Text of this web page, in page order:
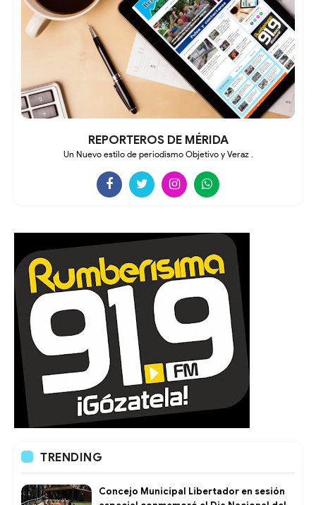
REPORTEROS DE MÉRIDA
Un Nuevo estilo de periodismo Objetivo y Veraz .
TRENDING
Concejo Municipal Libertador en sesión